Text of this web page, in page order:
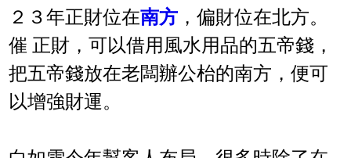
２３年正財位在南方，偏財位在北方。
催 正財，可以借用風水用品的五帝錢，
把五帝錢放在老闆辦公枱的南方，便可
以增強財運。